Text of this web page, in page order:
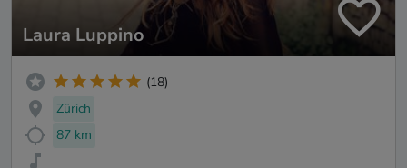
Laura Luppino
(18)
Zürich
87 km